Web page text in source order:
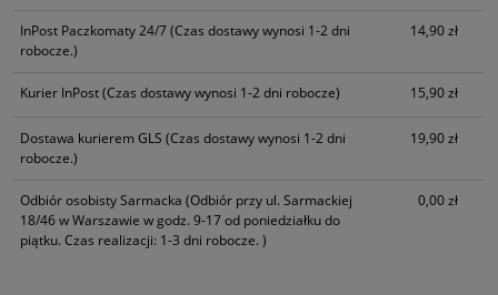
InPost Paczkomaty 24/7(Czas dostawy wynosi 1-2 dni
robocze.)
14,90 zł
Kurier InPost(Czas dostawy wynosi 1-2 dni robocze) 15,90 zł
Dostawa kurierem GLS (Czas dostawy wynosi 1-2 dni
robocze.)
19,90 zł
Odbiór osobisty Sarmacka (Odbiór przy ul. Sarmackiej
18/46 w Warszawie w godz. 9-17 od poniedziałku do
piątku. Czas realizacji: 1-3 dni robocze. )
0,00 zł